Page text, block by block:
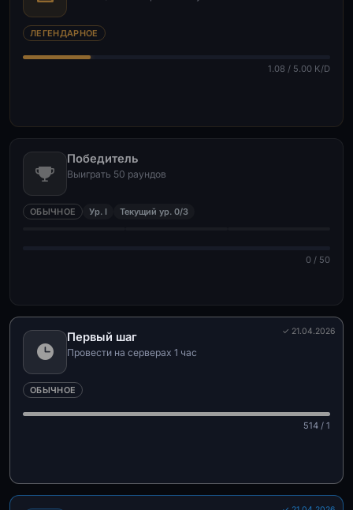
ЛЕГЕНДАРНОЕ
1.08 / 5.00 K/D
Победитель
Выиграть 50 раундов
ОБЫЧНОЕ Ур. I Текущий ур. 0/3
0 / 50
✓ 21.04.2026
Первый шаг
Провести на серверах 1 час
ОБЫЧНОЕ
514 / 1